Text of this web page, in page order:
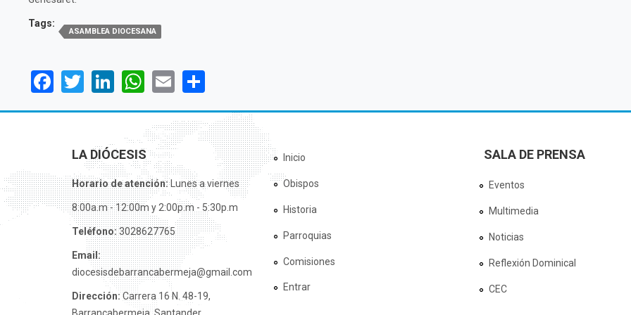
Tags:
ASAMBLEA DIOCESANA
Facebook
TwitterLinkedIn
WhatsApp
Email
LA DIÓCESIS
Horario de atención:Lunes a viernes
8:00a.m - 12:00m y 2:00p.m - 5:30p.m
Teléfono:3028627765
Email:
diocesisdebarrancabermeja@gmail.com
Dirección:Carrera 16 N. 48-19,
Barrancabermeja, Santander.
Inicio
Obispos
Historia
Parroquias
Comisiones
Entrar
SALA DE PRENSA
Eventos
Multimedia
Noticias
Reflexión Dominical
CEC